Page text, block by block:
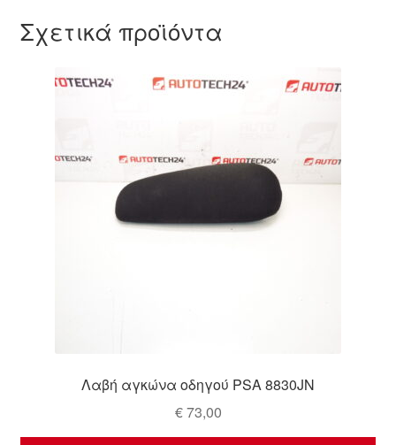
Σχετικά προϊόντα
Λαβή αγκώνα οδηγού PSA 8830JN
€73,00